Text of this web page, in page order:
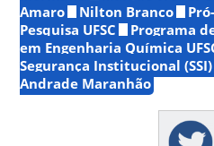
Amaro
Nilton Branco
Pesquisa UFSC
Programa
em Engenharia Química
Segurança Institucional (SSI)
Andrade Maranhão